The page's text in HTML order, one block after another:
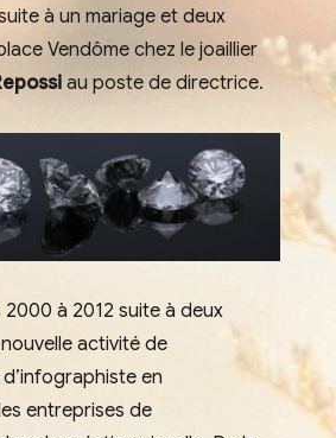
à un mariage et deux
Vendôme chez le joaillier
au poste de directrice.
2000 à 2012 suite à deux
activité de
en
entreprises de